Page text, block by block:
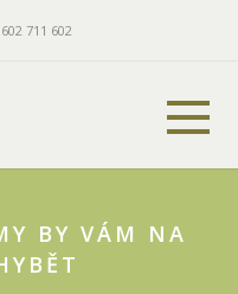
711 602
BY VÁM NA